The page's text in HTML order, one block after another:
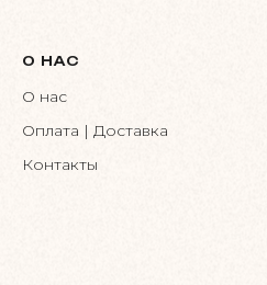
О НАС
О нас
Оплата | Доставка
Контакты